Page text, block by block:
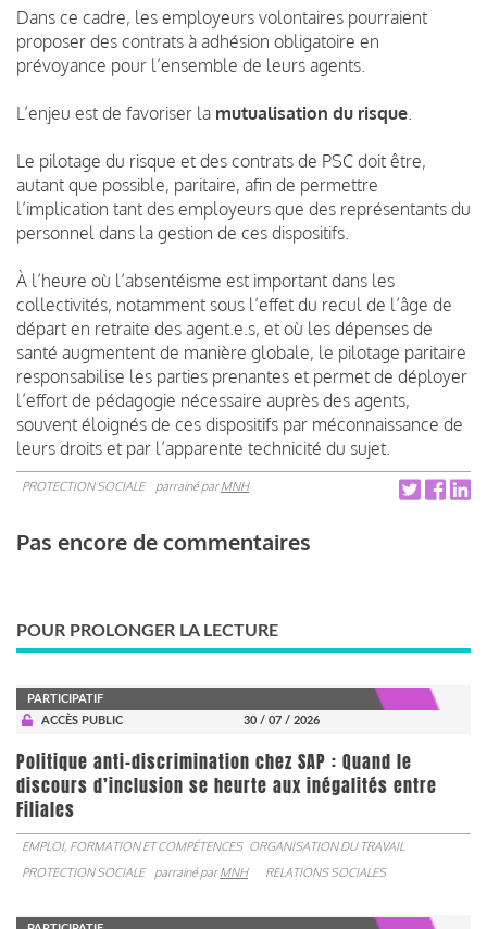
Dans ce cadre, les employeurs volontaires pourraient
proposer des contrats à adhésion obligatoire en
prévoyance pour l’ensemble de leurs agents.
L’enjeu est de favoriser la mutualisation du risque
Le pilotage du risque et des contrats de PSC doit être,
autant que possible, paritaire, afin de permettre
l’implication tant des employeurs que des représentants du
personnel dans la gestion de ces dispositifs.
À l’heure où l’absentéisme est important dans les
collectivités, notamment sous l’effet du recul de l’âge de
départ en retraite des agent.e.s, et où les dépenses de
santé augmentent de manière globale, le pilotage paritaire
responsabilise les parties prenantes et permet de déployer
l’effort de pédagogie nécessaire auprès des agents,
souvent éloignés de ces dispositifs par méconnaissance de
leurs droits et par l’apparente technicité du sujet.
PROTECTION SOCIALE parrainé parMNH
Pas encore de commentaires
POUR PROLONGER LA LECTURE
PARTICIPATIF
ACCÈS PUBLIC
30 / 07 / 2026
Politique anti-discrimination chez SAP : Quand le
discours d’inclusion se heurte aux inégalités entre
Filiales
EMPLOI, FORMATION ET COMPÉTENCES ORGANISATION DU TRAVAIL
PROTECTION SOCIALE
parrainé parMNH RELATIONS SOCIALES